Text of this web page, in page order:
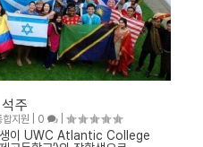
주
지원 0
생이 UWC Atlantic College